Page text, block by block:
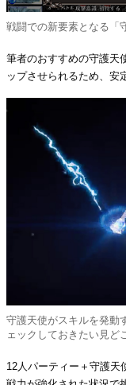
戦闘での新要素となる「
筆者のおすすめの守護天
ップさせられるため、安
守護天使がスキルを発動
ェックしておきたい見ど
12人パーティー＋守護天